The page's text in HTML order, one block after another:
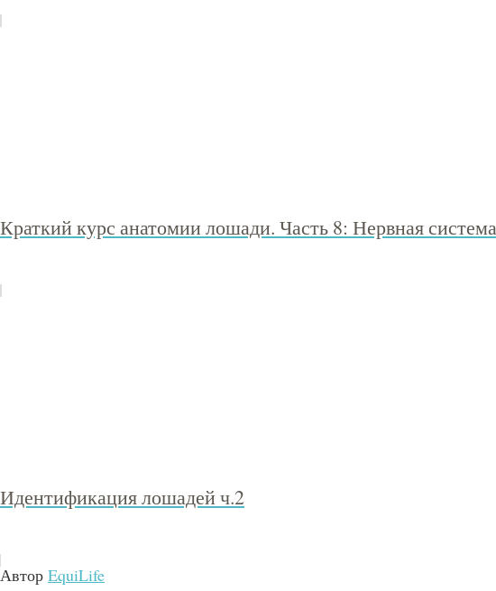
Краткий курс анатомии лошади. Часть 8: Нервная
Идентификация лошадей ч.2
Автор EquiLife